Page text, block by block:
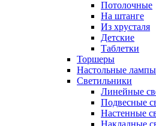
Потолочные
На штанге
Из хрусталя
Детские
Таблетки
Торшеры
Настольные лампы
Светильники
Линейные
Подвесные
Настенные
Накладные